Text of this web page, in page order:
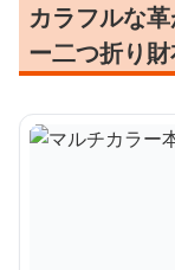
カラフルな
ー二つ折り